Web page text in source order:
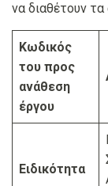
να διαθέτουν
Κωδικός
του προς
ανάθεση
έργου
Ειδικότητα